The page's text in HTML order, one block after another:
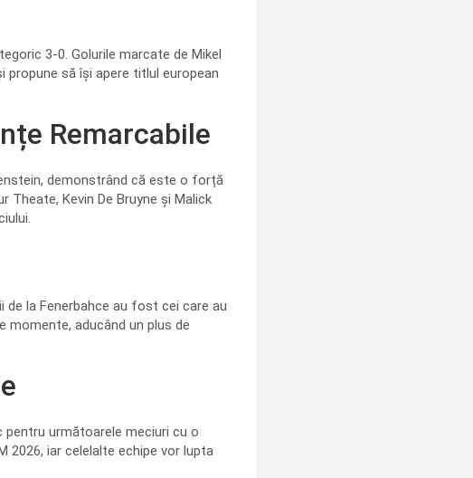
3-0. Golurile marcate de Mikel
propune să își apere titlul european
Remarcabile
demonstrând că este o forță
Theate, Kevin De Bruyne și Malick
la Fenerbahce au fost cei care au
momente, aducând un plus de
următoarele meciuri cu o
2026, iar celelalte echipe vor lupta